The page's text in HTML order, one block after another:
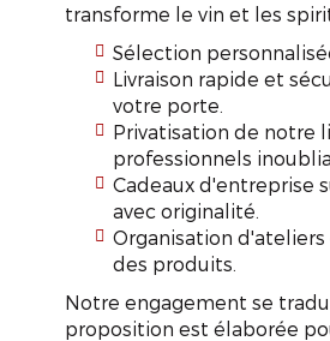
transforme le vin et les
Sélection
Livraison rapide et
votre porte.
Privatisation de notre
professionnels
Cadeaux d'entreprise
avec originalité.
Organisation
des produits.
Notre engagement se
proposition est élaborée